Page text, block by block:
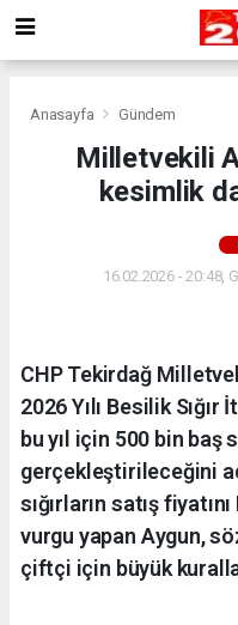
Anasayfa Gündem
Milletvekili
kesimlik
16.02.2026 - 20:48,
CHP Tekirdağ
2026 Yılı Besilik
bu yıl için 500 bin baş
gerçekleştirileceğini
sığırların satış
vurgu yapan Aygun,
çiftçi için büyük